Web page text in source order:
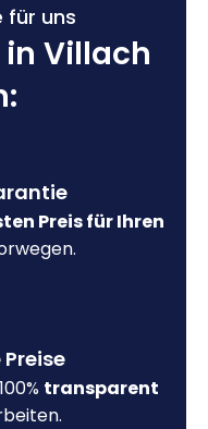
für uns
Villach
Preis für Ihren
transparent